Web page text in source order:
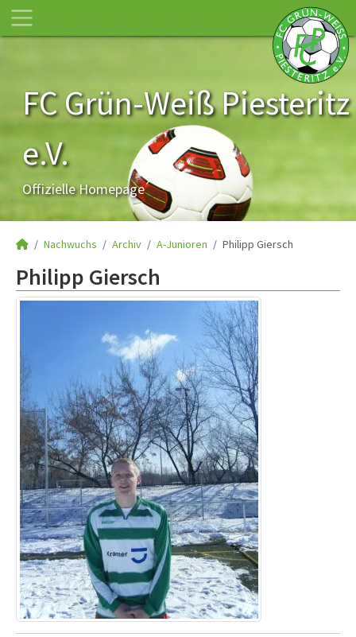
FC Grün-Weiß Piesteritz
e.V.
Offizielle Homepage
Nachwuchs Archiv A-Junioren Philipp Giersch
Philipp Giersch